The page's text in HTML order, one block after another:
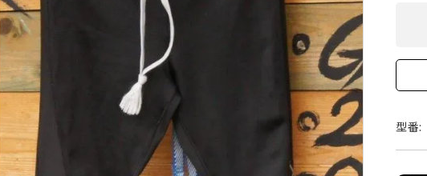
Books＆Others
River Sports
ア！
トレイルラン向けウェア
ア！
キャンプに向けたギア！
型番: